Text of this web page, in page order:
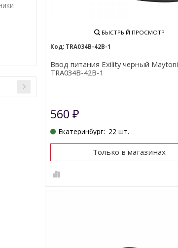
БЫСТРЫЙ ПРОСМОТР
TRA034B-42B-1
Ввод питания Exility черный Maytoni
TRA034B-42B-1
560₽
Екатеринбург: 22 шт.
Только в магазинах